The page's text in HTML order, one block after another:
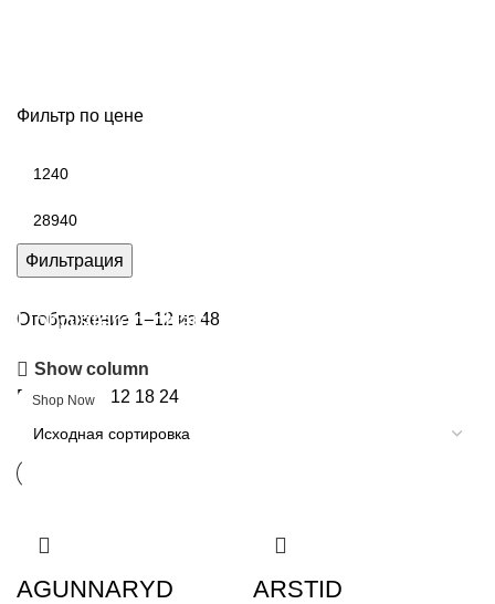
Фильтр по цене
Фильтрация
Upholstered chair
Discount 10%
Shop Now
Отображение 1–12 из 48
Show column
Показать
12 18 24
AGUNNARYD
ARSTID